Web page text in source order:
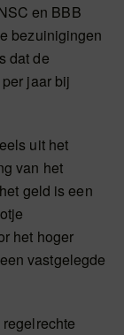
en BBB
bezuinigingen
dat de
jaar bij
uit het
van het
geld is een
het hoger
vastgelegde